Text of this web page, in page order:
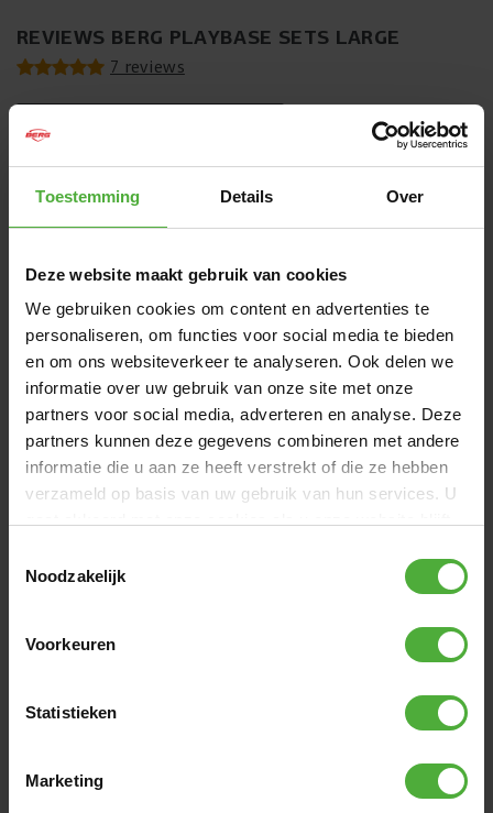
Toestemming Details Over
Deze website maakt gebruik van cookies
We gebruiken cookies om content en advertenties te
personaliseren, om functies voor social media te bieden
en om ons websiteverkeer te analyseren. Ook delen we
informatie over uw gebruik van onze site met onze
partners voor social media, adverteren en analyse. Deze
partners kunnen deze gegevens combineren met andere
informatie die u aan ze heeft verstrekt of die ze hebben
verzameld op basis van uw gebruik van hun services. U
Noodzakelijk
Voorkeuren
Statistieken
Marketing
REVIEWS BERG PLAYBASE SETS LARGE
7 reviews
MEEST RECENTE REVIEWS
très bonne qualité
le seul petit reproche, je dirais, il manque un gabarit pour
l'implantation de la structure. Je suis persuadé qu'avec
tous les cartons, ce serait possible
Vertaal review
paul
24 augustus 2025
Geverifieerde aankoop
Geschreven voor: BERG PlayBase Large TT (Hammock)
Denne blir mye brukt!
styrketrening for oss voksne. Dette blir bra!
Martin
12 juni 2025